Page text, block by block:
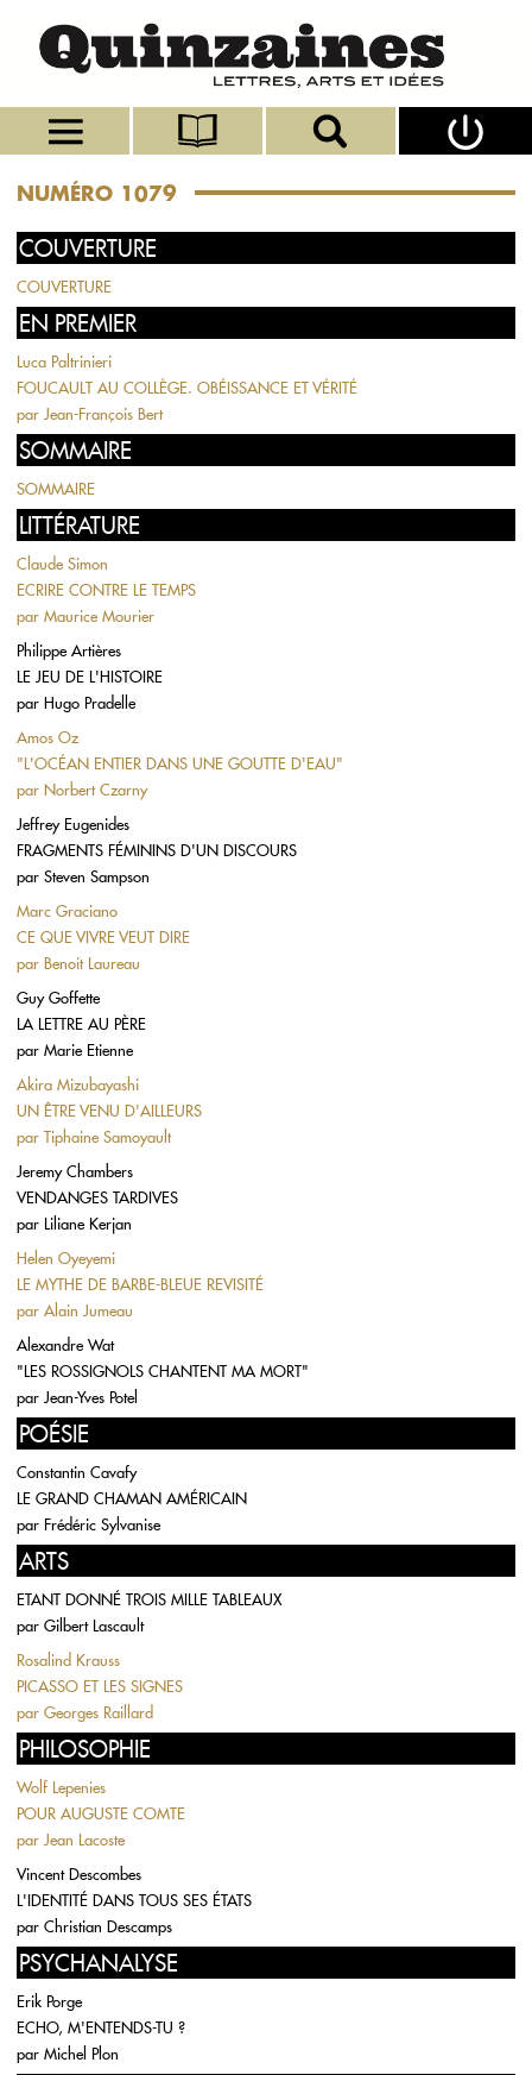
NUMÉRO 1079
COUVERTURE
COUVERTURE
EN PREMIER
Luca Paltrinieri
FOUCAULT AU COLLÈGE. OBÉISSANCE ET VÉRITÉ
par Jean-François Bert
SOMMAIRE
SOMMAIRE
LITTÉRATURE
Claude Simon
ECRIRE CONTRE LE TEMPS
par Maurice Mourier
Philippe Artières
LE JEU DE L'HISTOIRE
par Hugo Pradelle
Amos Oz
"L'OCÉAN ENTIER DANS UNE GOUTTE D'EAU"
par Norbert Czarny
Jeffrey Eugenides
FRAGMENTS FÉMININS D'UN DISCOURS
par Steven Sampson
Marc Graciano
CE QUE VIVRE VEUT DIRE
par Benoit Laureau
Guy Goffette
LA LETTRE AU PÈRE
par Marie Etienne
Akira Mizubayashi
UN ÊTRE VENU D'AILLEURS
par Tiphaine Samoyault
Jeremy Chambers
VENDANGES TARDIVES
par Liliane Kerjan
Helen Oyeyemi
LE MYTHE DE BARBE-BLEUE REVISITÉ
par Alain Jumeau
Alexandre Wat
"LES ROSSIGNOLS CHANTENT MA MORT"
par Jean-Yves Potel
POÉSIE
Constantin Cavafy
LE GRAND CHAMAN AMÉRICAIN
par Frédéric Sylvanise
ARTS
ETANT DONNÉ TROIS MILLE TABLEAUX
par Gilbert Lascault
Rosalind Krauss
PICASSO ET LES SIGNES
par Georges Raillard
PHILOSOPHIE
Wolf Lepenies
POUR AUGUSTE COMTE
par Jean Lacoste
Vincent Descombes
L'IDENTITÉ DANS TOUS SES ÉTATS
par Christian Descamps
PSYCHANALYSE
Erik Porge
ECHO, M'ENTENDS-TU ?
par Michel Plon